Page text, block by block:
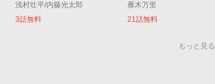
浅村壮平/内藤光太郎
3話無料
雁木万里
21話無料
もっと見る